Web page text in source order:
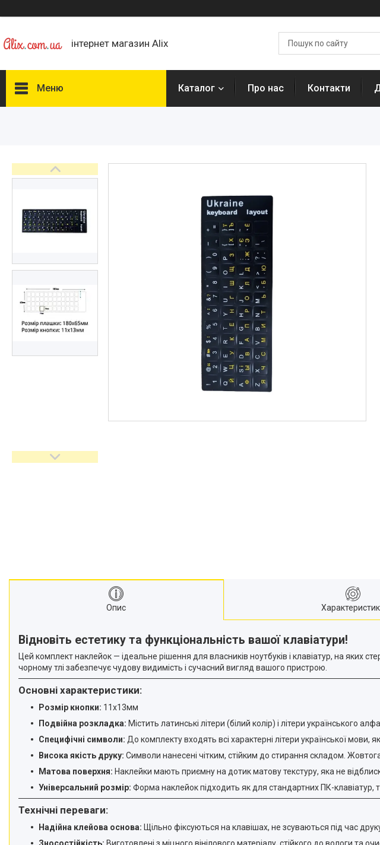
інтернет магазин Alix
Меню Каталог Про нас Контакти
Опис
Відновіть естетику та функціональність вашої клавіатури!
Цей комплект наклейок — ідеальне рішення для власників ноутбуків і клавіатур, на яких
чорному тлі забезпечує чудову видимість і сучасний вигляд вашого пристрою.
Основні характеристики:
Розмір кнопки: 11х13мм
Подвійна розкладка: Містить латинські літери (білий колір) і літери українського
Специфічні символи: До комплекту входять всі характерні літери української мови,
Висока якість друку: Символи нанесені чітким, стійким до стирання складом.
Матова поверхня: Наклейки мають приємну на дотик матову текстуру, яка не
Універсальний розмір: Форма наклейок підходить як для стандартних ПК-клавіатур,
Технічні переваги:
Надійна клейова основа: Щільно фіксуються на клавішах, не зсуваються під час